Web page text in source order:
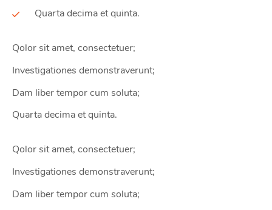
Quarta decima et quinta.
Qolor sit amet, consectetuer;
Investigationes demonstraverunt;
Dam liber tempor cum soluta;
Quarta decima et quinta.
Qolor sit amet, consectetuer;
Investigationes demonstraverunt;
Dam liber tempor cum soluta;